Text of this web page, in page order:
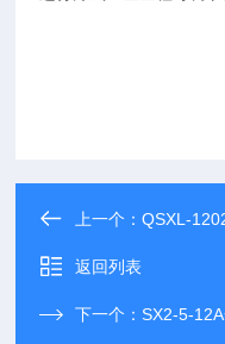
上一个：QSXL-1202
返回列表
下一个：SX2-5-12A